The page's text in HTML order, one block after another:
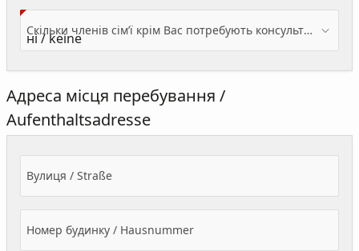
Скільки членів сім’ї крім Вас потребують консультації? / Wieviele Familienmitglieder brauchen Beratung - zusätzlich zu Ihnen?
Адреса місця перебування /
Aufenthaltsadresse
Вулиця / Straße
Номер будинку / Hausnummer